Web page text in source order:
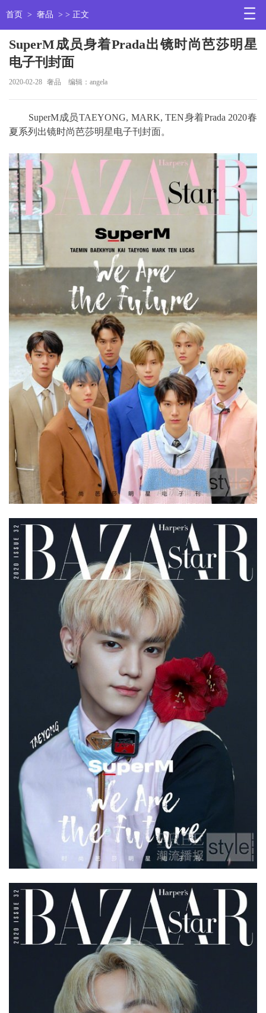
首页 > 奢品 > > 正文
SuperM成员身着Prada出镜时尚芭莎明星
电子刊封面
2020-02-28 奢品 编辑：angela
SuperM成员TAEYONG, MARK, TEN身着Prada 2020春
夏系列出镜时尚芭莎明星电子刊封面。